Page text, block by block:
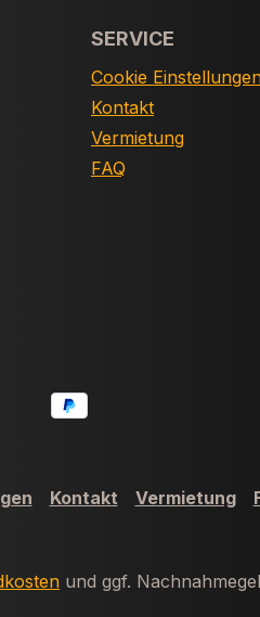
SERVICE
Cookie
Kontakt
Vermietung
FAQ
Kontakt Vermietung
und ggf.